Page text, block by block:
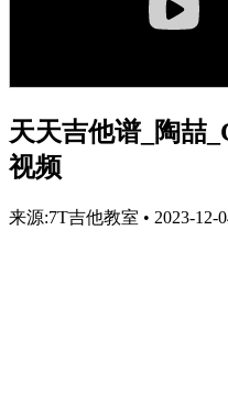
天天吉他谱_陶喆
视频
来源:7T吉他教室 • 2023-12-